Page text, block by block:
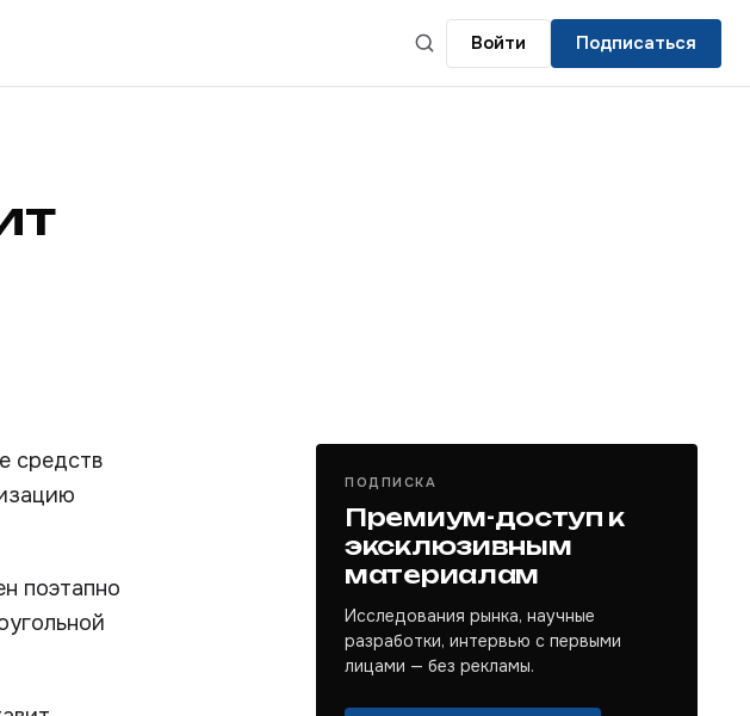
Войти Подписаться
средств
поэтапно
ПОДПИСКА
Премиум-доступ к
эксклюзивным
материалам
Исследования рынка, научные
разработки, интервью с первыми
лицами — без рекламы.